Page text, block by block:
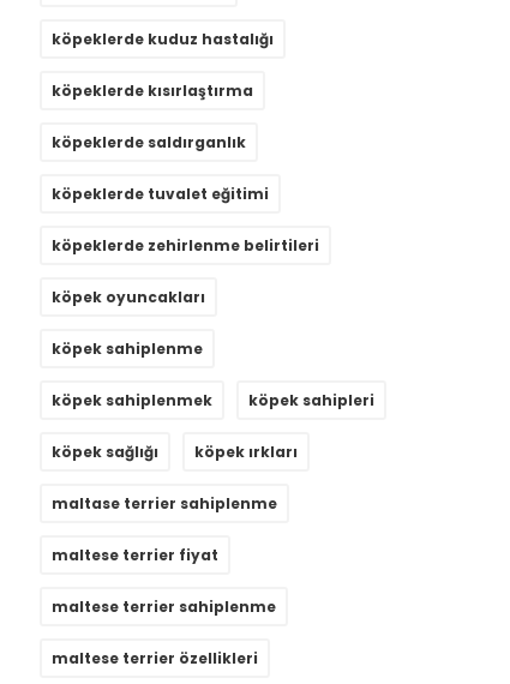
köpeklerde kuduz hastalığı
köpeklerde kısırlaştırma
köpeklerde saldırganlık
köpeklerde tuvalet eğitimi
köpeklerde zehirlenme belirtileri
köpek oyuncakları
köpek sahiplenme
köpek sahiplenmek köpek sahipleri
köpek sağlığı köpek ırkları
maltase terrier sahiplenme
maltese terrier fiyat
maltese terrier sahiplenme
maltese terrier özellikleri